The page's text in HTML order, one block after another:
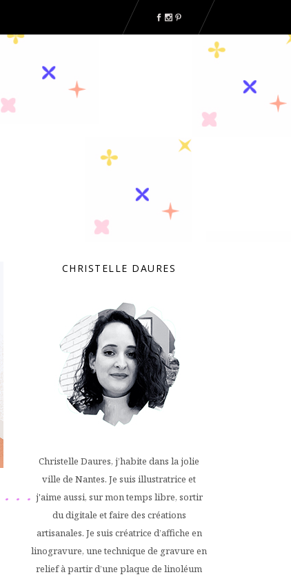
CHRISTELLE DAURES
Christelle Daures, j’habite dans la jolie
ville de Nantes. Je suis illustratrice et
j'aime aussi, sur mon temps libre, sortir
du digitale et faire des créations
artisanales. Je suis créatrice d’affiche en
linogravure, une technique de gravure en
relief à partir d’une plaque de linoléum